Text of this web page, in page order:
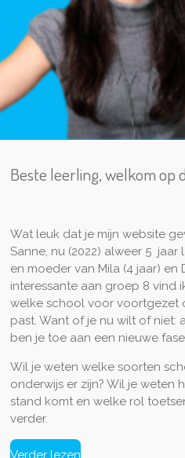
Beste leerling, welkom op
Wat leuk dat je mijn website
Sanne, nu (2022) alweer 5
en moeder van Mila (4 jaar) en
interessante aan groep 8 vind
welke school voor voortgezet
past. Want of je nu wilt of niet:
ben je toe aan een nieuwe
Wil je weten welke soorten
onderwijs er zijn? Wil je weten
stand komt en welke rol
verder.
Verder lezen